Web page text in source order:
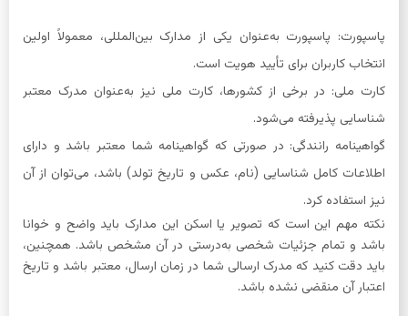
پاسپورت: پاسپورت به‌عنوان یکی از مدارک بین‌المللی، معمولاً اولین
انتخاب کاربران برای تأیید هویت است.
کارت ملی: در برخی از کشورها، کارت ملی نیز به‌عنوان مدرک معتبر
شناسایی پذیرفته می‌شود.
گواهینامه رانندگی: در صورتی که گواهینامه شما معتبر باشد و دارای
اطلاعات کامل شناسایی (نام، عکس و تاریخ تولد) باشد، می‌توان از آن
نیز استفاده کرد.
نکته مهم این است که تصویر یا اسکن این مدارک باید واضح و خوانا
باشد و تمام جزئیات شخصی به‌درستی در آن مشخص باشد. همچنین،
باید دقت کنید که مدرک ارسالی شما در زمان ارسال، معتبر باشد و تاریخ
اعتبار آن منقضی نشده باشد.